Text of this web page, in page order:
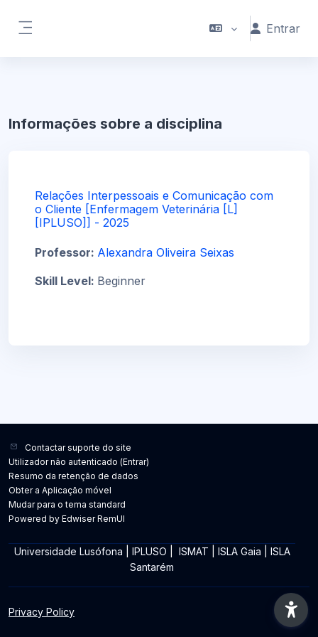
Entrar
Informações sobre a disciplina
Relações Interpessoais e Comunicação com
o Cliente [Enfermagem Veterinária [L]
[IPLUSO]] - 2025
Professor: Alexandra Oliveira Seixas
Skill Level: Beginner
Contactar suporte do site
Utilizador não autenticado (Entrar)
Resumo da retenção de dados
Obter a Aplicação móvel
Mudar para o tema standard
Powered by Edwiser RemUI
Universidade Lusófona IPLUSO ISMAT ISLA Gaia
ISLA
Santarém
Privacy Policy